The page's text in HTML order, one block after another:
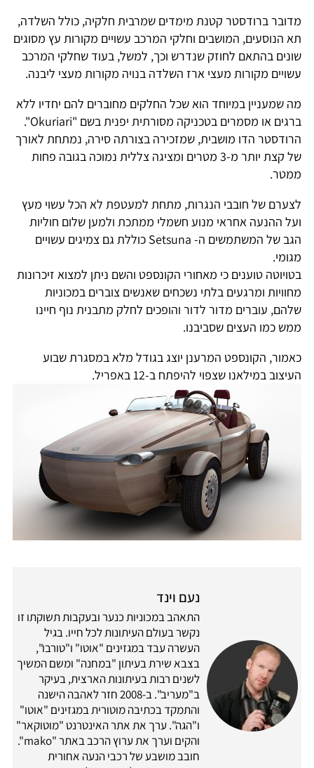
מדובר ברודסטר קטנת מימדים שמרבית חלקיה, כולל השלדה,
תא הנוסעים, המושבים וחלקי המרכב עשויים מקורות עץ מסוגים
שונים בהתאם לחוזק שנדרש וכך, למשל, בעוד שחלקי המרכב
עשויים מקורות מעצי ארז השלדה בנויה מקורות מעצי ליבנה.
מה שמעניין במיוחד הוא שכל החלקים מחוברים להם יחדיו ללא
ברגים או מסמרים בטכניקה מסורתית יפנית בשם "Okuriari".
הרודסטר הדו מושבית, שמזכירה בצורתה סירה, נמתחת לאורך
של קצת יותר מ-3 מטרים ומציגה צללית נמוכה בגובה פחות
ממטר.
לצערם של חובבי הנגרות, מתחת למעטפת לא הכל עשוי מעץ
ועל ההנעה אחראי מנוע חשמלי ממתכת ולמען שלום חוליות
הגב של המשתמשים ה- Setsuna כוללת גם צמיגים עשויים
מגומי.
בטויוטה טוענים כי מאחורי הקונספט והשם ניתן למצוא זיכרונות
מחוויות ומרגעים בלתי נשכחים שאנשים צוברים במכוניות
שלהם, עוברים מדור לדור והופכים לחלק מתבנית נוף חיינו
ממש כמו העצים שסביבנו.
כאמור, הקונספט המרענן יוצג בגודל מלא במסגרת שבוע
העיצוב במילאנו שצפוי להיפתח ב-12 באפריל.
נעם וינד
התאהב במכוניות כנער ובעקבות תשוקתו זו
נקשר בעולם העיתונות לכל חייו. בגיל
העשרה עבד במגזינים "אוטו" ו"טורבו",
בצבא שירת בעיתון "במחנה" ומשם המשיך
לשנים רבות בעיתונות הארצית, בעיקר
ב"מעריב". ב-2008 חזר לאהבה הישנה
והתמקד בכתיבה מוטורית במגזינים "אוטו"
ו"הגה". ערך את אתר האינטרנט "מוטוקאר"
והקים וערך את ערוץ הרכב באתר "mako".
חובב מושבע של רכבי הנעה אחורית